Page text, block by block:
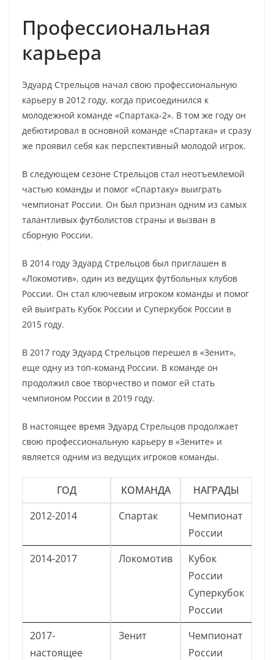
Профессиональная
карьера
Эдуард Стрельцов начал свою профессиональную
карьеру в 2012 году, когда присоединился к
молодежной команде «Спартака-2». В том же году он
дебютировал в основной команде «Спартака» и сразу
же проявил себя как перспективный молодой игрок.
В следующем сезоне Стрельцов стал неотъемлемой
частью команды и помог «Спартаку» выиграть
чемпионат России. Он был признан одним из самых
талантливых футболистов страны и вызван в
сборную России.
В 2014 году Эдуард Стрельцов был приглашен в
«Локомотив», один из ведущих футбольных клубов
России. Он стал ключевым игроком команды и помог
ей выиграть Кубок России и Суперкубок России в
2015 году.
В 2017 году Эдуард Стрельцов перешел в «Зенит»,
еще одну из топ-команд России. В команде он
продолжил свое творчество и помог ей стать
чемпионом России в 2019 году.
В настоящее время Эдуард Стрельцов продолжает
свою профессиональную карьеру в «Зените» и
является одним из ведущих игроков команды.
ГОД КОМАНДА
НАГРАДЫ
2012-2014
Спартак
Чемпионат
России
2014-2017
Локомотив
Кубок
России
Суперкубок
России
2017-
настоящее
Зенит
Чемпионат
России